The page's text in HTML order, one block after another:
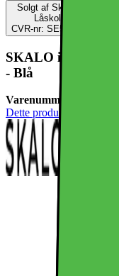
Solgt af Skalofodral DK
Låskolvgatan 4
CVR-nr: SE556907867701
SKALO iPhone
- Blå
Varenummer:
Dette produkt er endnu